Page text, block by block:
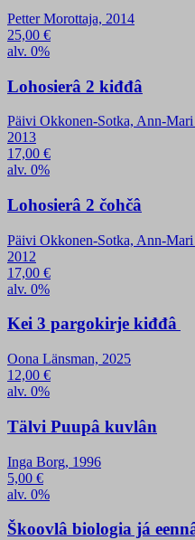
Petter Morottaja, 2014
25,00 €
alv. 0%
Lohosierâ 2 kiđđâ
Päivi Okkonen-Sotka, Ann-
2013
17,00 €
alv. 0%
Lohosierâ 2 čohčâ
Päivi Okkonen-Sotka, Ann-
2012
17,00 €
alv. 0%
Kei 3 pargokirje kiđđâ
Oona Länsman, 2025
12,00 €
alv. 0%
Tälvi Puupâ kuvlân
Inga Borg, 1996
5,00 €
alv. 0%
Škoovlâ biologia já